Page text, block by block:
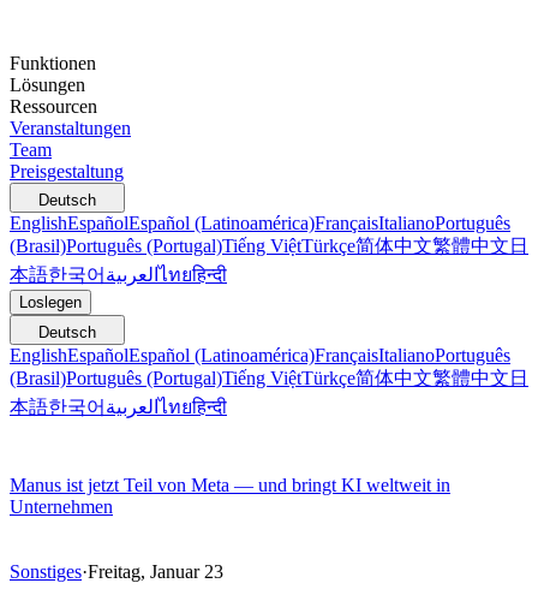
Funktionen
Lösungen
Ressourcen
Veranstaltungen
Team
Preisgestaltung
Deutsch
EnglishEspañolEspañol (Latinoamérica)FrançaisItalianoPortuguês
(Brasil)Português (Portugal)Tiếng ViệtTürkçe简体中文繁體中文 日
本語한국어 العربيةไทยहिन्दी
Loslegen
Deutsch
EnglishEspañolEspañol (Latinoamérica)FrançaisItalianoPortuguês
(Brasil)Português (Portugal)Tiếng ViệtTürkçe简体中文繁體中文 日
本語한국어 العربيةไทยहिन्दी
Manus ist jetzt Teil von Meta — und bringt KI weltweit in
Unternehmen
Sonstiges·Freitag, Januar 23